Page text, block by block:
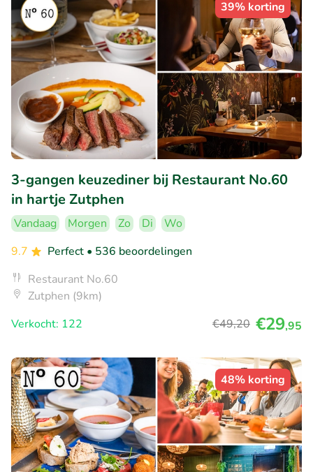
39% korting
3-gangen keuzediner bij Restaurant No.60
in hartje Zutphen
Vandaag Morgen Zo Di
Wo
9.7
Perfect • 536 beoordelingen
Restaurant No.60
Zutphen (9km)
Verkocht: 122
€49,20 €29,95
48% korting